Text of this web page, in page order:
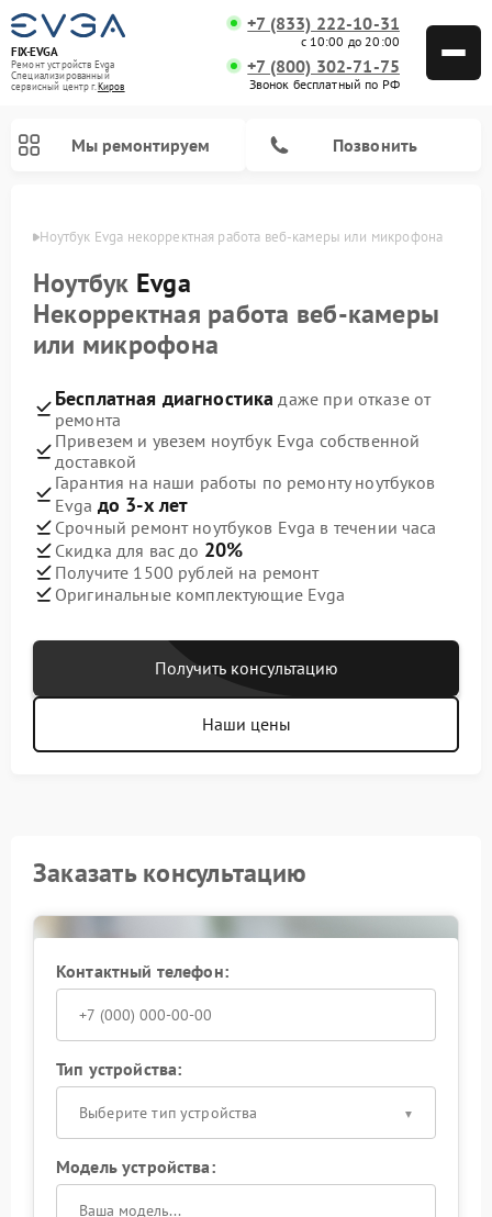
FIX-EVGA
Ремонт устройств Evga
Специализированный
cервисный центр г.Киров
+7 (833) 222-10-31
с 10:00 до 20:00
+7 (800) 302-71-75
Звонок бесплатный по РФ
Мы ремонтируем Позвонить
Ноутбук Evga некорректная работа веб‑камеры или микрофона
Ноутбук Evga
Некорректная работа веб‑камеры
или микрофона
Бесплатная диагностика даже при отказе от
ремонта
Привезем и увезем ноутбук Evga собственной
доставкой
Гарантия на наши работы по ремонту ноутбуков
Evga до 3-х лет
Срочный ремонт ноутбуков Evga в течении часа
Скидка для вас до 20%
Получите 1500 рублей на ремонт
Оригинальные комплектующие Evga
Получить консультацию
Наши цены
Заказать консультацию
Контактный телефон:
Тип устройства:
Выберите тип устройства
Модель устройства: